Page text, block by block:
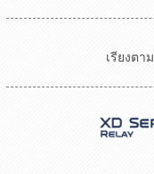
เรียงตาม